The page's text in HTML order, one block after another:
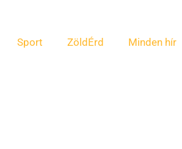
Sport ZöldÉrd Minden hír